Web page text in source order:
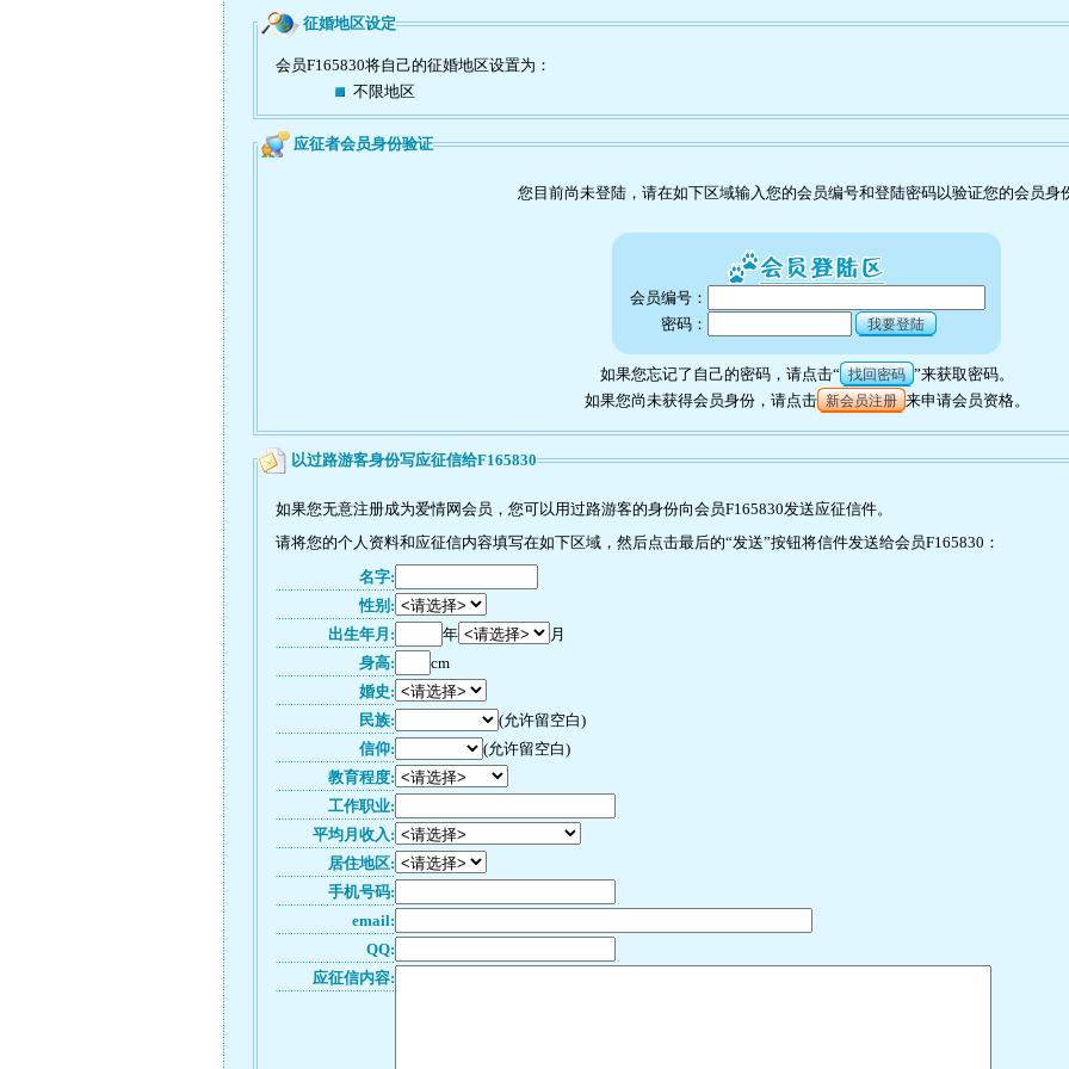
征婚地区设定
会员F165830将自己的征婚地区设置为：
不限地区
应征者会员身份验证
您目前尚未登陆，请在如下区域输入您的会员编号和登陆密码以验证您的会员身
会员编号：
密码：
我要登陆
如果您忘记了自己的密码，请点击“ 找回密码 ”来获取密码。
如果您尚未获得会员身份，请点击 新会员注册 来申请会员资格。
以过路游客身份写应征信给F165830
如果您无意注册成为爱情网会员，您可以用过路游客的身份向会员F165830发送应征信件。
请将您的个人资料和应征信内容填写在如下区域，然后点击最后的“发送”按钮将信件发送给会员F165830：
名字:
性别:
出生年月:
年
月
身高:
cm
婚史:
民族:
(允许留空白)
信仰:
(允许留空白)
教育程度:
工作职业:
平均月收入:
居住地区:
手机号码:
email:
QQ:
应征信内容: